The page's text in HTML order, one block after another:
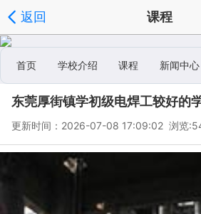
返回 课程
首页 学校介绍 课程 新闻中心
学校相册
东莞厚街镇学初级电焊工较好的
更新时间：2026-07-08 17:09:02 浏览: